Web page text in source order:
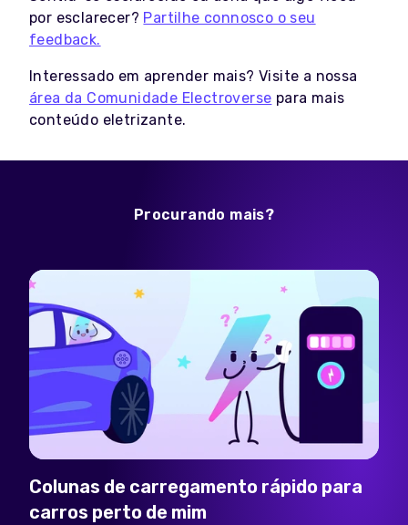
por esclarecer? Partilhe connosco o seu
feedback.
Interessado em aprender mais? Visite a nossa
área da Comunidade Electroverse para mais
conteúdo eletrizante.
Procurando mais?
Colunas de carregamento rápido para
carros perto de mim